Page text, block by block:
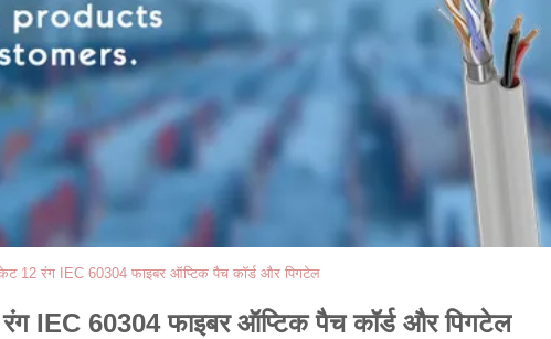
12 रंग IEC 60304 फाइबर ऑप्टिक पैच कॉर्ड और पिगटेल
IEC 60304 फाइबर ऑप्टिक पैच कॉर्ड और पिगटेल